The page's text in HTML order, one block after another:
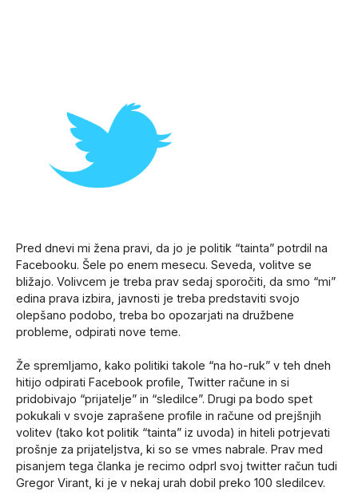
Pred dnevi mi žena pravi, da jo je politik “tainta” potrdil na
Facebooku. Šele po enem mesecu. Seveda, volitve se
bližajo. Volivcem je treba prav sedaj sporočiti, da smo “mi”
edina prava izbira, javnosti je treba predstaviti svojo
olepšano podobo, treba bo opozarjati na družbene
probleme, odpirati nove teme.
Že spremljamo, kako politiki takole “na ho-ruk” v teh dneh
hitijo odpirati Facebook profile, Twitter račune in si
pridobivajo “prijatelje” in “sledilce”. Drugi pa bodo spet
pokukali v svoje zaprašene profile in račune od prejšnjih
volitev (tako kot politik “tainta” iz uvoda) in hiteli potrjevati
prošnje za prijateljstva, ki so se vmes nabrale. Prav med
pisanjem tega članka je recimo odprl svoj twitter račun tudi
Gregor Virant, ki je v nekaj urah dobil preko 100 sledilcev.